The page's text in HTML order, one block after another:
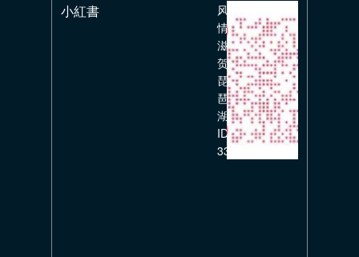
小紅書
风
情
滋
贺
琵
琶
湖
ID:
336351626